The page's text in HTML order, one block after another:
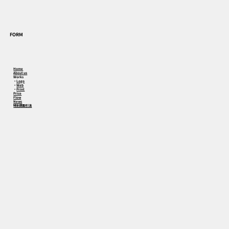
FORM
Home
About us
Works
・Logo
・Web
・Print
Price
Flow
News
特別商取引法